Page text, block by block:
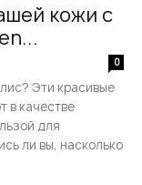
кожи с
0
Эти красивые
в качестве
для
ли вы, насколько